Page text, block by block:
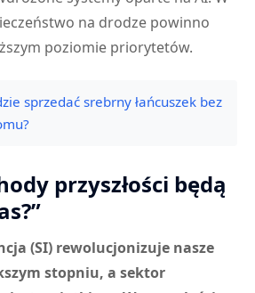
na drodze powinno
poziomie priorytetów.
sprzedać srebrny łańcuszek bez
przyszłości będą
(SI) rewolucjonizuje nasze
stopniu, a sektor